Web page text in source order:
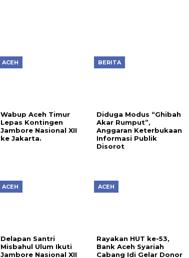
ACEH
Wabup Aceh Timur
Lepas Kontingen
Jambore Nasional XII
ke Jakarta.
BERITA
Diduga Modus “Ghibah
Akar Rumput”,
Anggaran Keterbukaan
Informasi Publik
Disorot
ACEH
Delapan Santri
Misbahul Ulum Ikuti
Jambore Nasional XII
ACEH
Rayakan HUT ke-53,
Bank Aceh Syariah
Cabang Idi Gelar Donor